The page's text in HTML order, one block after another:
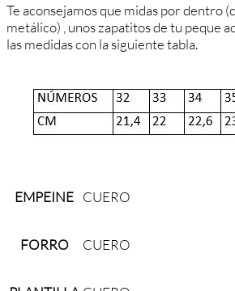
Te aconsejamos que midas por dentro
metálico) , unos zapatitos de tu peque
las medidas con la siguiente tabla.
EMPEINE CUERO
FORRO CUERO